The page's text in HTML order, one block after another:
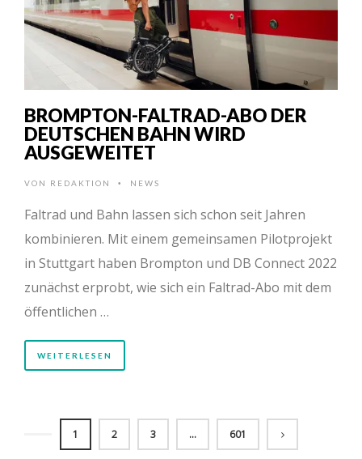
BROMPTON-FALTRAD-ABO DER
DEUTSCHEN BAHN WIRD
AUSGEWEITET
VON REDAKTION • NEWS
Faltrad und Bahn lassen sich schon seit Jahren
kombinieren. Mit einem gemeinsamen Pilotprojekt
in Stuttgart haben Brompton und DB Connect 2022
zunächst erprobt, wie sich ein Faltrad-Abo mit dem
öffentlichen …
WEITERLESEN
1 2 3 … 601